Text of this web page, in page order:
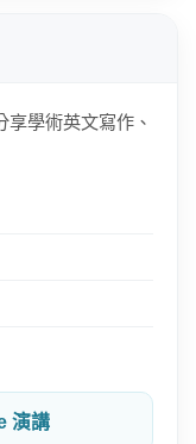
學術英文寫作、
演講